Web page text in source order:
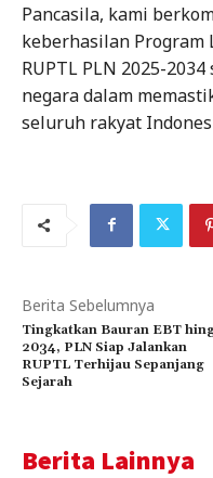
Pancasila, kami
keberhasilan Program
RUPTL PLN 2025-
negara dalam
seluruh rakyat
Berita Sebelumnya
Tingkatkan Bauran EBT
2034, PLN Siap Jalankan
RUPTL Terhijau Sepanjang
Sejarah
Berita Lainnya